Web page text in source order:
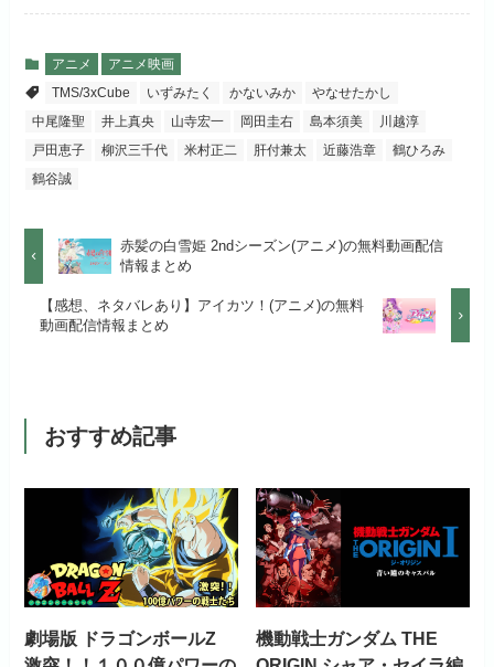
（TV）
宅配レンタル数
お試し無料期間 2週間
月額料金（税込）
初回ポイント付与 100ポイント
お試し無料期間 2週間
月額料金（税込）
初回ポイント付与 なし
見放題作品数 70,000作品以上
ABEMA独占配信作品がおもしろ
い！
月額料金（税込） 960円
初回ポイント付与 なし
リンク先 :https://pc.video.dmkt-sp.jp/
月額料金（税込）
初回ポイント付与
dアニメストアでお試し
する
句なし！
月額料金（税込） 440円
初回ポイント付与 なし
アニメ
アニメ映画
TMS/3xCube
いずみたく かないみか
やなせたかし
中尾隆聖
井上真央 山寺宏一 岡田圭右 島本須美
川越淳
戸田恵子
柳沢三千代 米村正二 肝付兼太 近藤浩章
鶴ひろみ
鶴谷誠
赤髪の白雪姫 2ndシーズン(アニメ)の無料動画配信
情報まとめ
【感想、ネタバレあり】アイカツ！(アニメ)の無料
動画配信情報まとめ
おすすめ記事
劇場版 ドラゴンボールZ
機動戦士ガンダム THE